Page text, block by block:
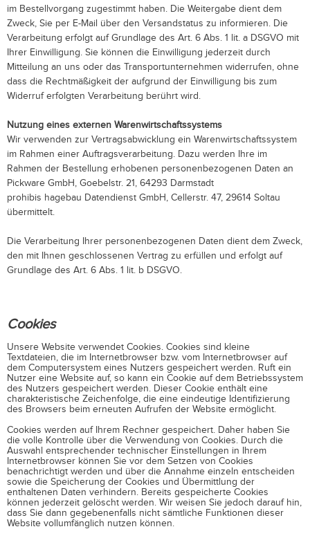
im Bestellvorgang zugestimmt haben. Die Weitergabe dient dem
Zweck, Sie per E-Mail über den Versandstatus zu informieren. Die
Verarbeitung erfolgt auf Grundlage des Art. 6 Abs. 1 lit. a DSGVO mit
Ihrer Einwilligung. Sie können die Einwilligung jederzeit durch
Mitteilung an uns oder das Transportunternehmen widerrufen, ohne
dass die Rechtmäßigkeit der aufgrund der Einwilligung bis zum
Widerruf erfolgten Verarbeitung berührt wird.
Nutzung eines externen Warenwirtschaftssystems
Wir verwenden zur Vertragsabwicklung ein Warenwirtschaftssystem
im Rahmen einer Auftragsverarbeitung. Dazu werden Ihre im
Rahmen der Bestellung erhobenen personenbezogenen Daten an
Pickware GmbH, Goebelstr. 21, 64293 Darmstadt
prohibis hagebau Datendienst GmbH, Cellerstr. 47, 29614 Soltau
übermittelt.
Die Verarbeitung Ihrer personenbezogenen Daten dient dem Zweck,
den mit Ihnen geschlossenen Vertrag zu erfüllen und erfolgt auf
Grundlage des Art. 6 Abs. 1 lit. b DSGVO.
Cookies
Unsere Website verwendet Cookies. Cookies sind kleine
Textdateien, die im Internetbrowser bzw. vom Internetbrowser auf
dem Computersystem eines Nutzers gespeichert werden. Ruft ein
Nutzer eine Website auf, so kann ein Cookie auf dem Betriebssystem
des Nutzers gespeichert werden. Dieser Cookie enthält eine
charakteristische Zeichenfolge, die eine eindeutige Identifizierung
des Browsers beim erneuten Aufrufen der Website ermöglicht.
Cookies werden auf Ihrem Rechner gespeichert. Daher haben Sie
die volle Kontrolle über die Verwendung von Cookies. Durch die
Auswahl entsprechender technischer Einstellungen in Ihrem
Internetbrowser können Sie vor dem Setzen von Cookies
benachrichtigt werden und über die Annahme einzeln entscheiden
sowie die Speicherung der Cookies und Übermittlung der
enthaltenen Daten verhindern. Bereits gespeicherte Cookies
können jederzeit gelöscht werden. Wir weisen Sie jedoch darauf hin,
dass Sie dann gegebenenfalls nicht sämtliche Funktionen dieser
Website vollumfänglich nutzen können.